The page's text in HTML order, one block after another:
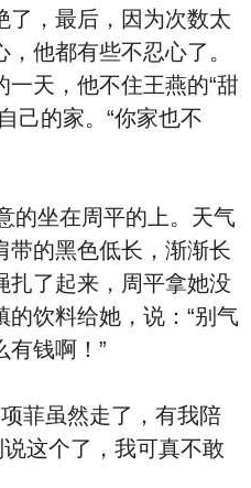
了，最后，因为次数太
他都有些不忍心了。
束后的一天，他不住王燕的“甜
己的家。“你家也不
的坐在周平的 上。天气
带的黑⾊低长 ，渐渐长
扎了起来，周平拿她没
饮料给她，说：“别气
有钱啊！”
菲虽然走了，有我陪
这个了，我可真不敢